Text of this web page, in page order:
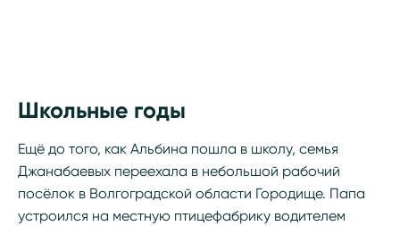
Школьные годы
Ещё до того, как Альбина пошла в школу, семья
Джанабаевых переехала в небольшой рабочий
посёлок в Волгоградской области Городище. Папа
устроился на местную птицефабрику водителем